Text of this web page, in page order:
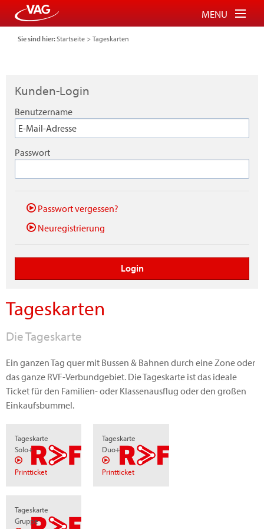
MENU
Tickets für Bus und Bahn
Parkberechtigung für P+R
FAQ
Login
Warenkorb
Sie sind hier:Startseite > Tageskarten
Kunden-Login
Benutzername
Passwort
Passwort vergessen?
Neuregistrierung
Tageskarten
Die Tageskarte
Ein ganzen Tag quer mit Bussen & Bahnen durch eine Zone oder
das ganze RVF-Verbundgebiet. Die Tageskarte ist das ideale
Ticket für den Familien- oder Klassenausflug oder den großen
Einkaufsbummel.
Tageskarte
Solo+
Printticket
Tageskarte
Duo+
Printticket
Tageskarte
Gruppe